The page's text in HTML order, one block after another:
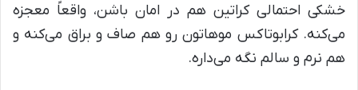
خشکی احتمالی کراتین هم در امان باشن، واقعاً معجزه
می‌کنه. کرابوتاکس موهاتون رو هم صاف و براق می‌کنه و
هم نرم و سالم نگه می‌داره.